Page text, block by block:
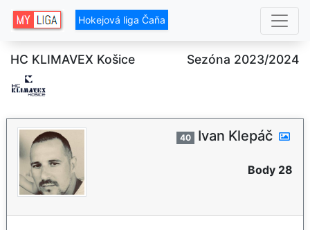
Hokejová liga Čaňa
HC KLIMAVEX Košice Sezóna 2023/2024
40 Ivan Klepáč
Body 28